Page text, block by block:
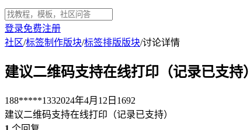
登录免费注册
社区/标签制作版块/标签排版版块/讨论详情
建议二维码支持在线打印（记录已支持）
188*****1332024年4月12日 1692
建议二维码支持在线打印（记录已支持）